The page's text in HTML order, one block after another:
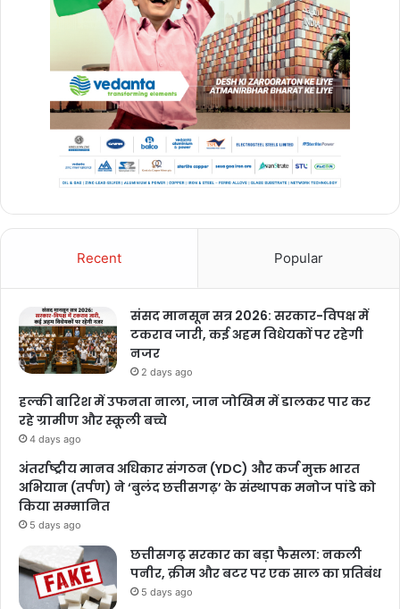
Recent Popular
संसद मानसून सत्र 2026: सरकार-विपक्ष में
टकराव जारी, कई अहम विधेयकों पर रहेगी
नजर
2 days ago
हल्की बारिश में उफनता नाला, जान जोखिम में डालकर पार कर
रहे ग्रामीण और स्कूली बच्चे
4 days ago
अंतर्राष्ट्रीय मानव अधिकार संगठन (YDC) और कर्ज मुक्त भारत
अभियान (तर्पण) ने ‘बुलंद छत्तीसगढ़’ के संस्थापक मनोज पांडे को
किया सम्मानित
5 days ago
छत्तीसगढ़ सरकार का बड़ा फैसला: नकली
पनीर, क्रीम और बटर पर एक साल का प्रतिबंध
5 days ago